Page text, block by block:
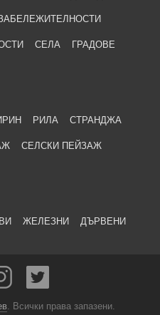
СЕЛА ГРАДОВЕ
РИЛА СТРАНДЖА
СЕЛСКИ ПЕЙЗАЖ
ЖЕЛЕЗНИ ДЪРВЕНИ
. Всички права запазени.